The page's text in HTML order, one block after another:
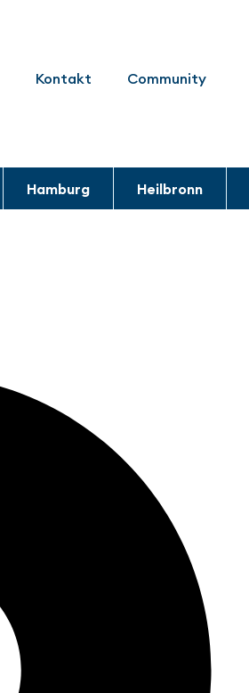
Kontakt Community
Hamburg Heilbronn